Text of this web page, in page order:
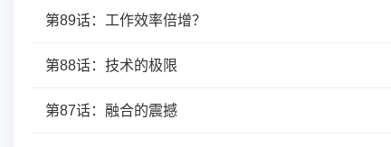
第89话：工作效率倍增？
第88话：技术的极限
第87话：融合的震撼